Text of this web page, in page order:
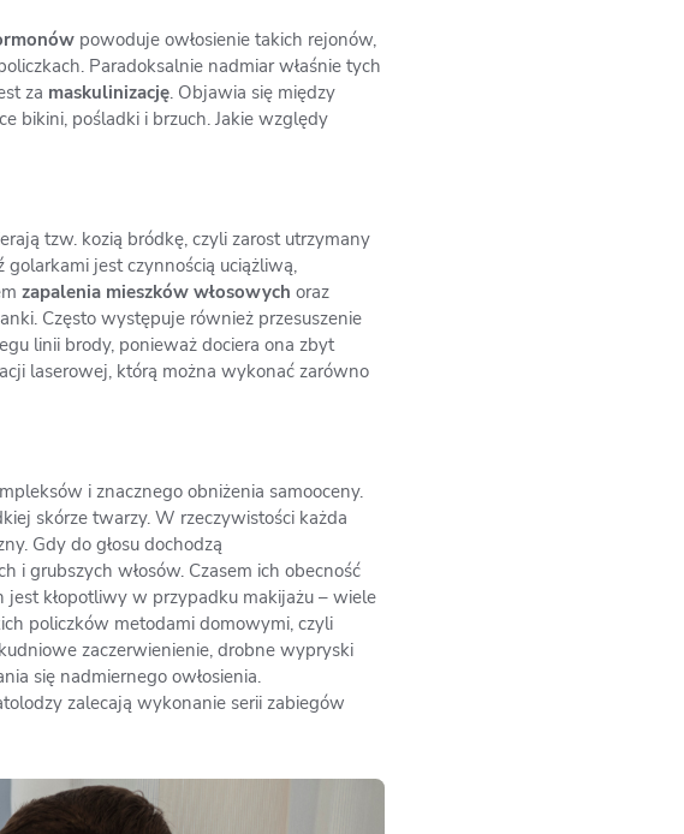
powoduje owłosienie takich rejonów,
Paradoksalnie nadmiar właśnie tych
za maskulinizację. Objawia się między
bikini, pośladki i brzuch. Jakie względy
tzw. kozią bródkę, czyli zarost utrzymany
jest czynnością uciążliwą,
zapalenia mieszków włosowych oraz
Często występuje również przesuszenie
linii brody, ponieważ dociera ona zbyt
laserowej, którą można wykonać zarówno
i znacznego obniżenia samooceny.
skórze twarzy. W rzeczywistości każda
Gdy do głosu dochodzą
i grubszych włosów. Czasem ich obecność
kłopotliwy w przypadku makijażu – wiele
policzków metodami domowymi, czyli
zaczerwienienie, drobne wypryski
się nadmiernego owłosienia.
zalecają wykonanie serii zabiegów